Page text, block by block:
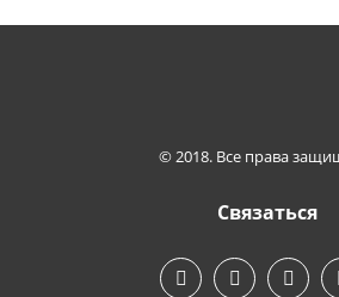
© 2018. Все права
Связаться